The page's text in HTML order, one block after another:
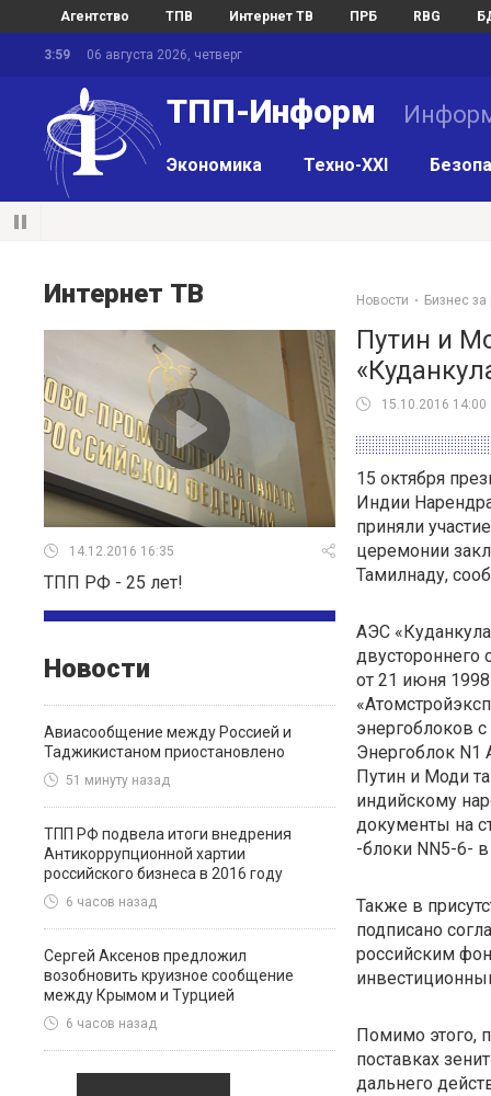
Агентство ТПВ Интернет ТВ ПРБ RBG
3:59 06 августа 2026, четверг
ТПП-Информ
Экономика Техно-XXI
Интернет ТВ
14.12.2016 16:35
ТПП РФ - 25 лет!
Новости
Авиасообщение между Россией и
Таджикистаном приостановлено
51 минуту назад
ТПП РФ подвела итоги внедрения
Антикоррупционной хартии
российского бизнеса в 2016 году
6 часов назад
Сергей Аксенов предложил
возобновить круизное сообщение
между Крымом и Турцией
6 часов назад
Новости Бизнес
Путин и
15.10.2016 14:00
15 октября
Индии
приняли
церемонии
Тамилнаду,
АЭС
двустороннего
от 21 июня
энергоблоков
Энергоблок N1
Путин и Моди
индийскому
документы на
-блоки NN5-6-
Также в
подписано
российским
Помимо этого,
поставках
дальнего